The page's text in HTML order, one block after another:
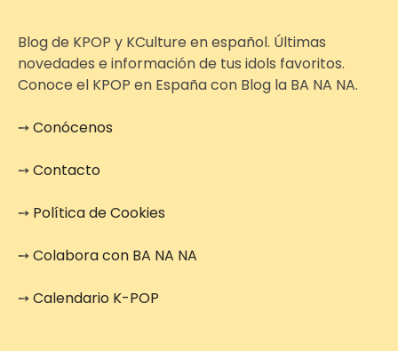
Blog de KPOP y KCulture en español. Últimas
novedades e información de tus idols favoritos.
Conoce el KPOP en España con Blog la BA NA NA.
➙Conócenos
➙Contacto
➙ Política de Cookies
➙Colabora con BA NA NA
➙Calendario K-POP